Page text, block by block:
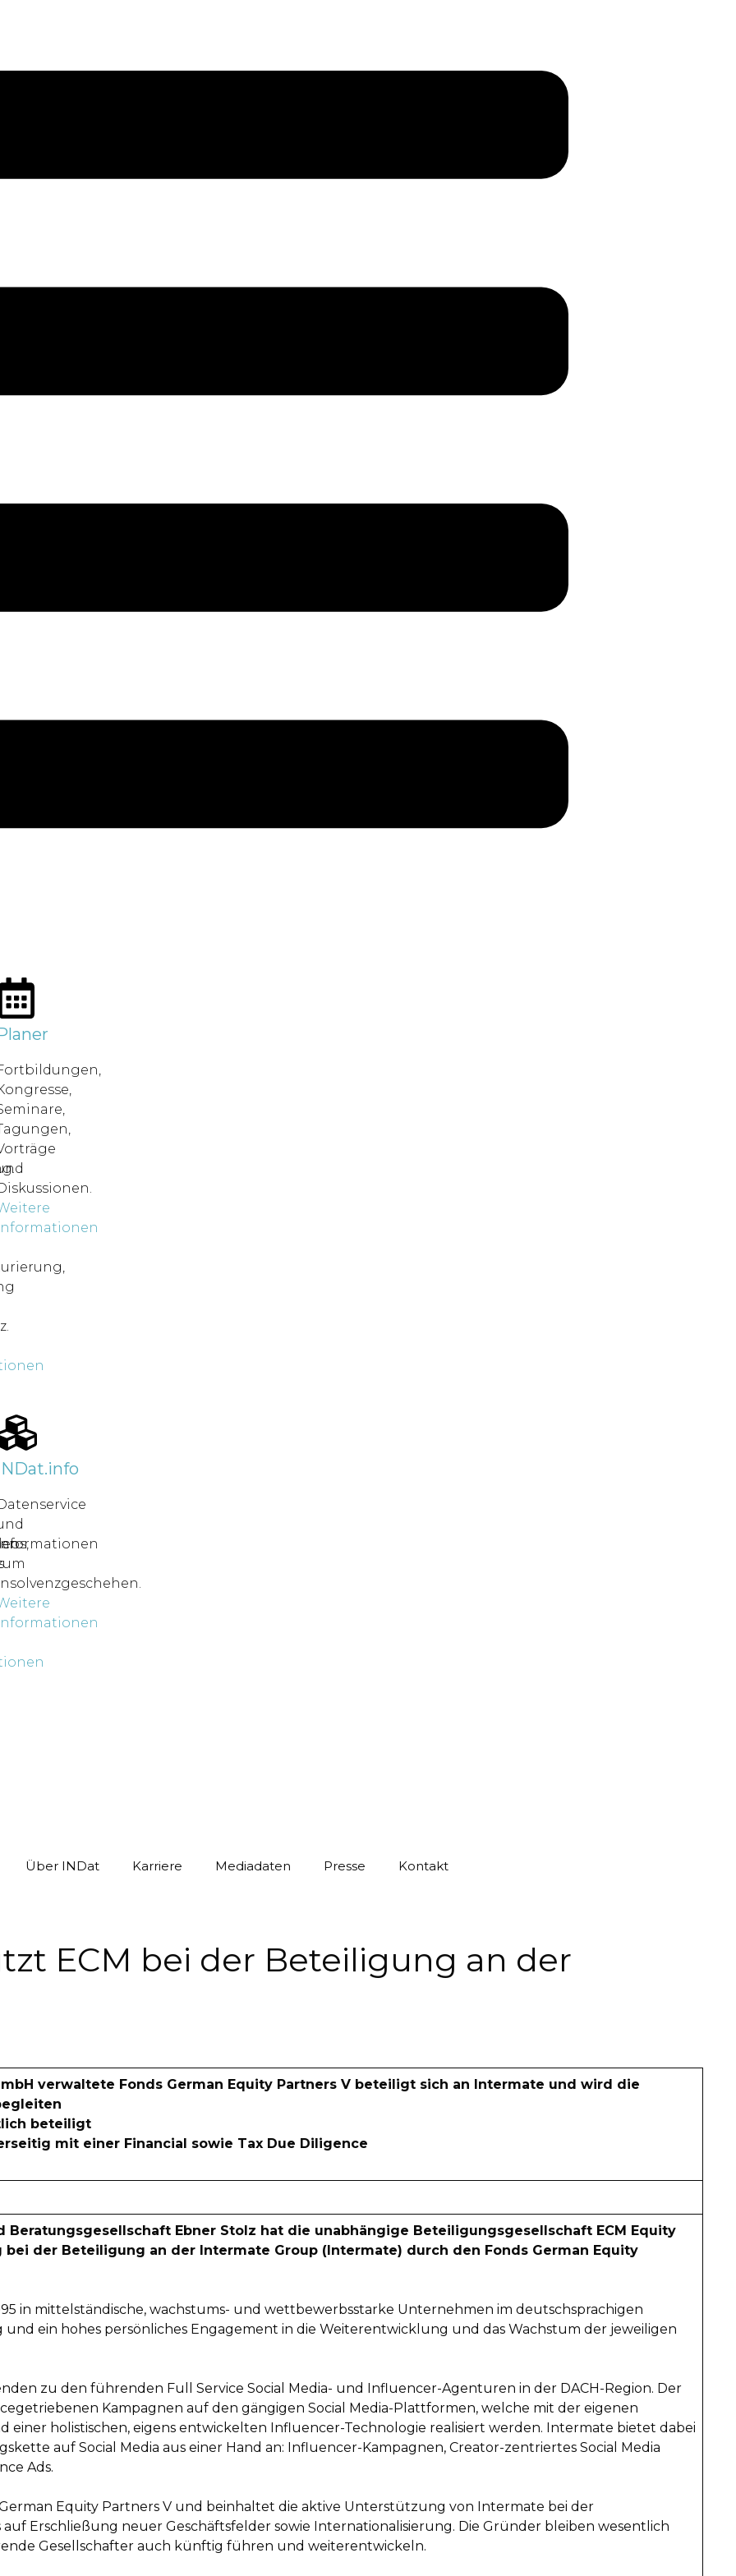
Über INDat Karriere Mediadaten Presse Kontakt
ECM bei der Beteiligung an der
verwaltete Fonds German Equity Partners V beteiligt sich an Intermate und wird die
beteiligt
mit einer Financial sowie Tax Due Diligence
Beratungsgesellschaft Ebner Stolz hat die unabhängige Beteiligungsgesellschaft ECM Equity
bei der Beteiligung an der Intermate Group (Intermate) durch den Fonds German Equity
in mittelständische, wachstums- und wettbewerbsstarke Unternehmen im deutschsprachigen
ein hohes persönliches Engagement in die Weiterentwicklung und das Wachstum der jeweiligen
zu den führenden Full Service Social Media- und Influencer-Agenturen in der DACH-Region. Der
Kampagnen auf den gängigen Social Media-Plattformen, welche mit der eigenen
einer holistischen, eigens entwickelten Influencer-Technologie realisiert werden. Intermate bietet dabei
auf Social Media aus einer Hand an: Influencer-Kampagnen, Creator-zentriertes Social Media
Ads.
Equity Partners V und beinhaltet die aktive Unterstützung von Intermate bei der
Erschließung neuer Geschäftsfelder sowie Internationalisierung. Die Gründer bleiben wesentlich
Gesellschafter auch künftig führen und weiterentwickeln.